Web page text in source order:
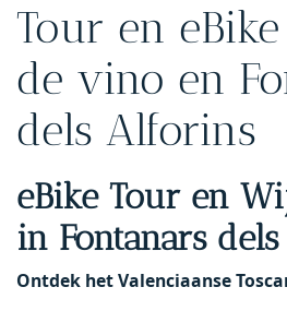
Tour en
de vino en
dels Alforins
eBike Tour en
in Fontanars
Ontdek het Valenciaanse